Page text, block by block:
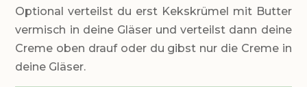
Optional verteilst du erst Kekskrümel mit Butter
vermisch in deine Gläser und verteilst dann deine
Creme oben drauf oder du gibst nur die Creme in
deine Gläser.